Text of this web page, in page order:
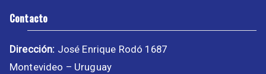
Contacto
Dirección: José Enrique Rodó 1687
Montevideo – Uruguay